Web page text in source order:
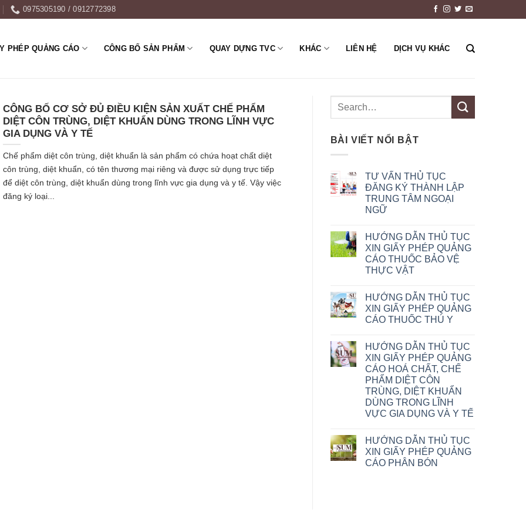
0975305190 / 0912772398
PHÉP QUẢNG CÁO CÔNG BỐ SẢN PHẨM QUAY DỰNG TVC KHÁC LIÊN HỆ DỊCH VỤ KHÁC
CÔNG BỐ CƠ SỞ ĐỦ ĐIỀU KIỆN SẢN XUẤT CHẾ PHẨM
DIỆT CÔN TRÙNG, DIỆT KHUẨN DÙNG TRONG LĨNH VỰC
GIA DỤNG VÀ Y TẾ
Chế phẩm diệt côn trùng, diệt khuẩn là sản phẩm có chứa hoạt chất diệt
côn trùng, diệt khuẩn, có tên thương mại riêng và được sử dụng trực tiếp
để diệt côn trùng, diệt khuẩn dùng trong lĩnh vực gia dụng và y tế. Vậy việc
đăng ký loại...
BÀI VIẾT NỔI BẬT
TƯ VẤN THỦ TỤC
ĐĂNG KÝ THÀNH LẬP
TRUNG TÂM NGOẠI
NGỮ
HƯỚNG DẪN THỦ TỤC
XIN GIẤY PHÉP QUẢNG
CÁO THUỐC BẢO VỆ
THỰC VẬT
HƯỚNG DẪN THỦ TỤC
XIN GIẤY PHÉP QUẢNG
CÁO THUỐC THÚ Y
HƯỚNG DẪN THỦ TỤC
XIN GIẤY PHÉP QUẢNG
CÁO HOÁ CHẤT, CHẾ
PHẨM DIỆT CÔN
TRÙNG, DIỆT KHUẨN
DÙNG TRONG LĨNH
VỰC GIA DỤNG VÀ Y TẾ
HƯỚNG DẪN THỦ TỤC
XIN GIẤY PHÉP QUẢNG
CÁO PHÂN BÓN